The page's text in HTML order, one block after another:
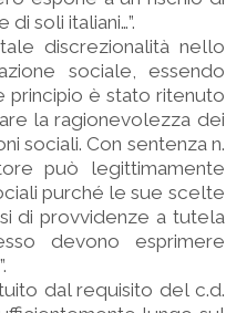
soli italiani…”.
discrezionalità nello
sociale, essendo
principio è stato ritenuto
la ragionevolezza dei
sociali. Con sentenza n.
può legittimamente
purché le sue scelte
di provvidenze a tutela
devono esprimere
dal requisito del c.d.